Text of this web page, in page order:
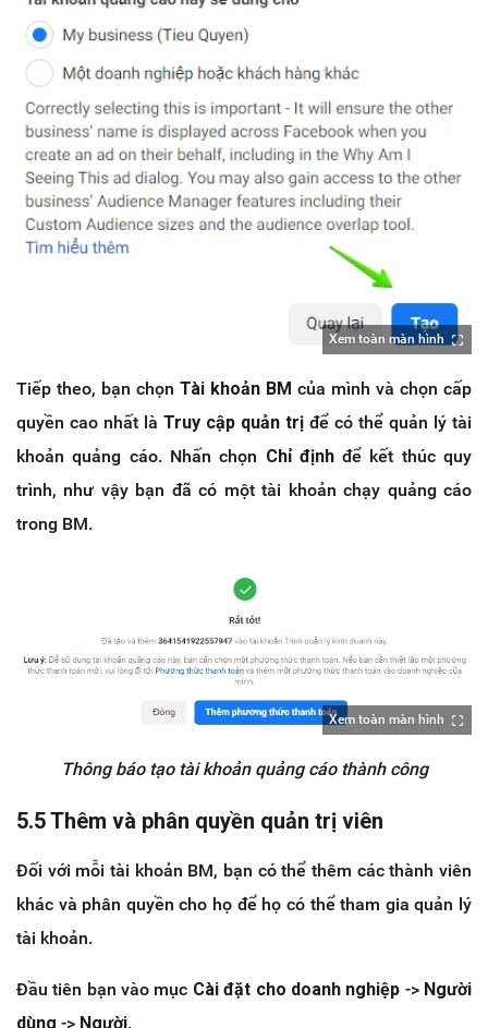
Xem toàn màn hình
Tiếp theo, bạn chọn Tài khoản BM của mình và chọn cấp
quyền cao nhất là Truy cập quản trị để có thể quản lý tài
khoản quảng cáo. Nhấn chọn Chỉ địnhđể kết thúc quy
trình, như vậy bạn đã có một tài khoản chạy quảng cáo
trong BM.
Xem toàn màn hình
Thông báo tạo tài khoản quảng cáo thành công
5.5 Thêm và phân quyền quản trị viên
Đối với mỗi tài khoản BM, bạn có thể thêm các thành viên
khác và phân quyền cho họ để họ có thể tham gia quản lý
tài khoản.
Đầu tiên bạn vào mục Cài đặt cho doanh nghiệp -> Người
dùng -> Người.